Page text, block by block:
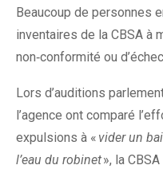
Beaucoup de personnes
inventaires de la CBSA à
non‑conformité ou
Lors d’auditions
l’agence ont comparé
expulsions à « vider un
l’eau du robinet», la